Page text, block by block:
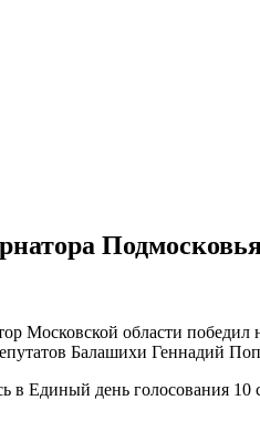
Московской области победил
Балашихи Геннадий
в Единый день голосования 10